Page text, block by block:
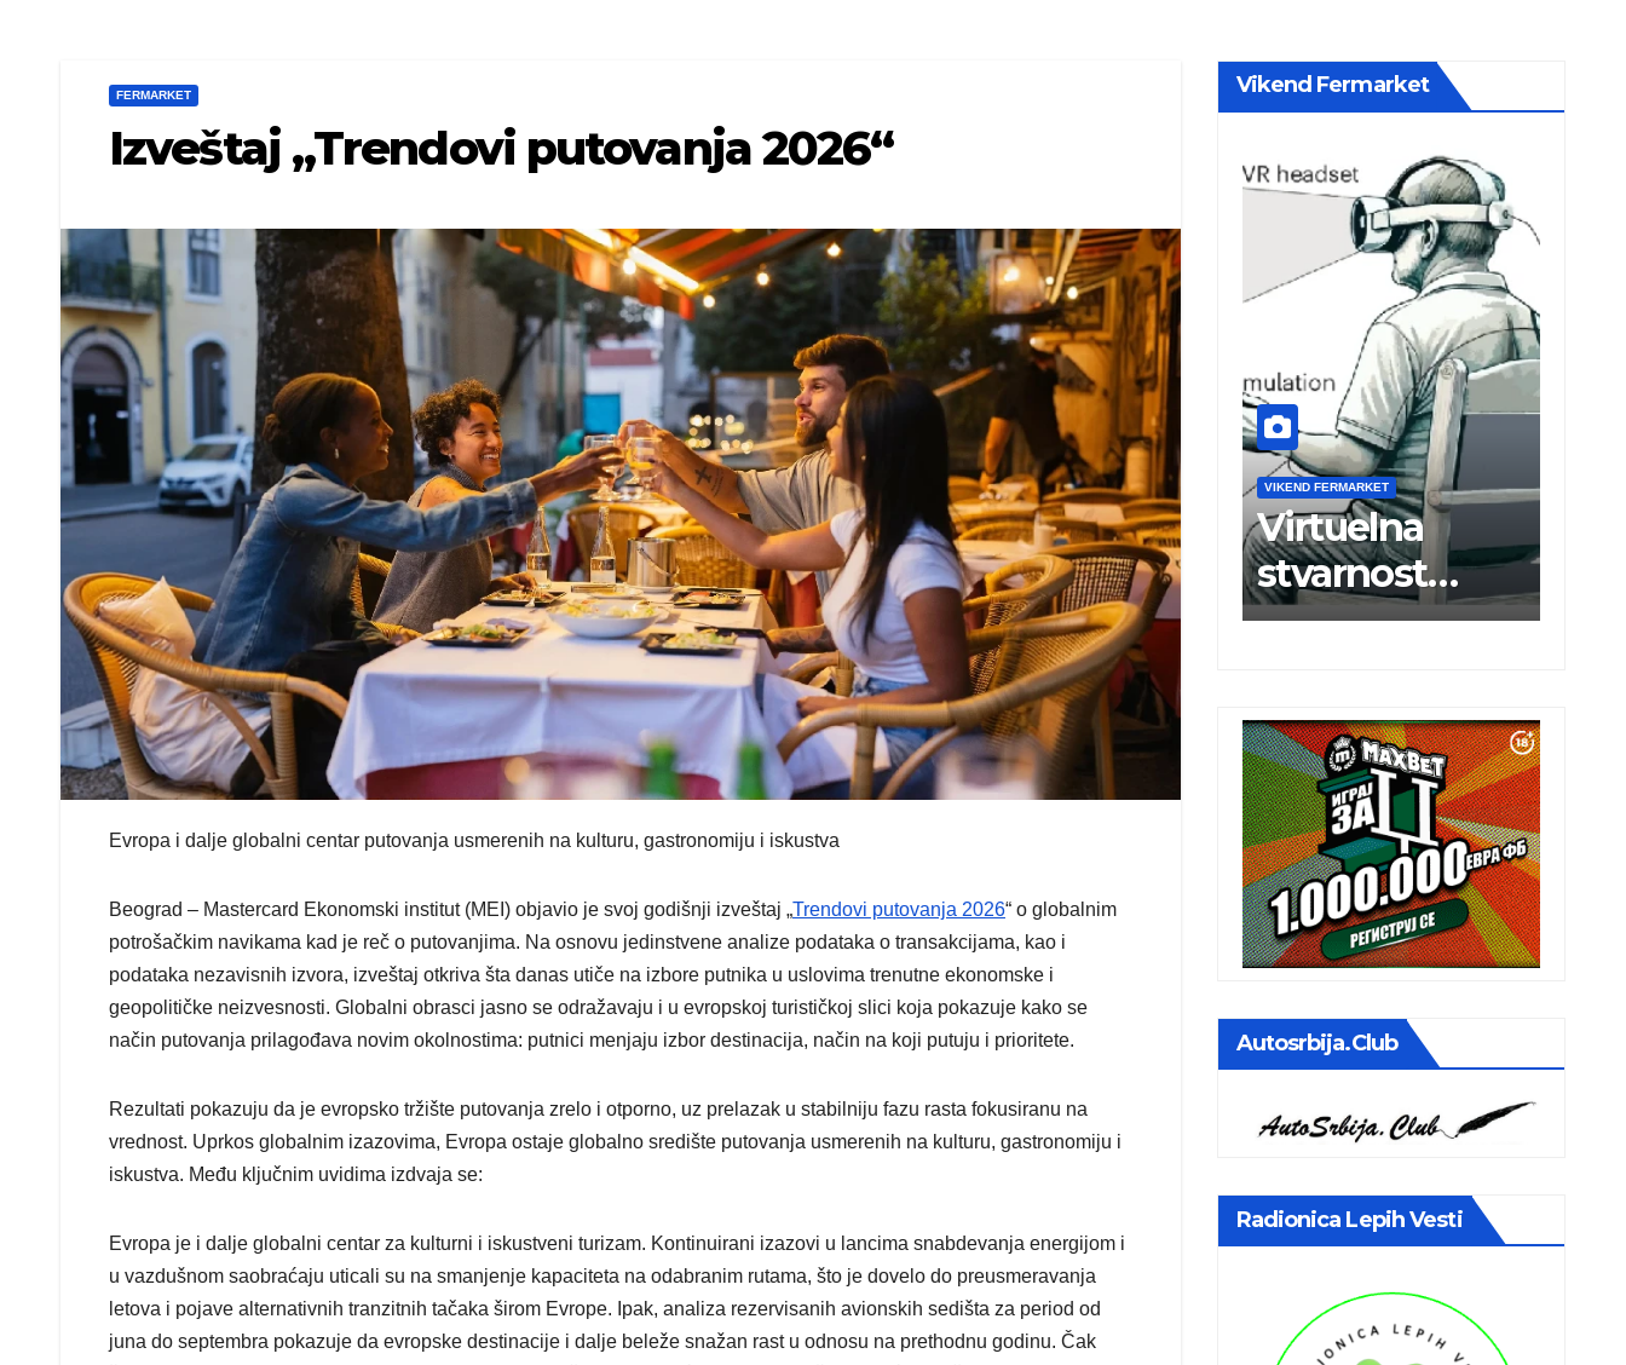
FERMARKET
Izveštaj „Trendovi putovanja 2026“
Evropa i dalje globalni centar putovanja usmerenih na kulturu, gastronomiju i iskustva
Beograd – Mastercard Ekonomski institut (MEI) objavio je svoj godišnji izveštaj „Trendovi putovanja 2026“ o globalnim
potrošačkim navikama kad je reč o putovanjima. Na osnovu jedinstvene analize podataka o transakcijama, kao i
podataka nezavisnih izvora, izveštaj otkriva šta danas utiče na izbore putnika u uslovima trenutne ekonomske i
geopolitičke neizvesnosti. Globalni obrasci jasno se odražavaju i u evropskoj turističkoj slici koja pokazuje kako se
način putovanja prilagođava novim okolnostima: putnici menjaju izbor destinacija, način na koji putuju i prioritete.
Rezultati pokazuju da je evropsko tržište putovanja zrelo i otporno, uz prelazak u stabilniju fazu rasta fokusiranu na
vrednost. Uprkos globalnim izazovima, Evropa ostaje globalno središte putovanja usmerenih na kulturu, gastronomiju i
iskustva. Među ključnim uvidima izdvaja se:
Evropa je i dalje globalni centar za kulturni i iskustveni turizam. Kontinuirani izazovi u lancima snabdevanja energijom i
u vazdušnom saobraćaju uticali su na smanjenje kapaciteta na odabranim rutama, što je dovelo do preusmeravanja
letova i pojave alternativnih tranzitnih tačaka širom Evrope. Ipak, analiza rezervisanih avionskih sedišta za period od
juna do septembra pokazuje da evropske destinacije i dalje beleže snažan rast u odnosu na prethodnu godinu. Čak
Vikend Fermarket
VIKEND FERMARKET
MOL grupa
nastavlja
stazom
uspeha
VIKEND FERMARKET
Virtuelna
stvarnost
poboljšava
oporavak ruke
nakon
moždanog
udara
VIKEND FERMARKET
Brže
priključenje
na
tsku mrežu
Autosrbija.club
Radionica Lepih Vesti